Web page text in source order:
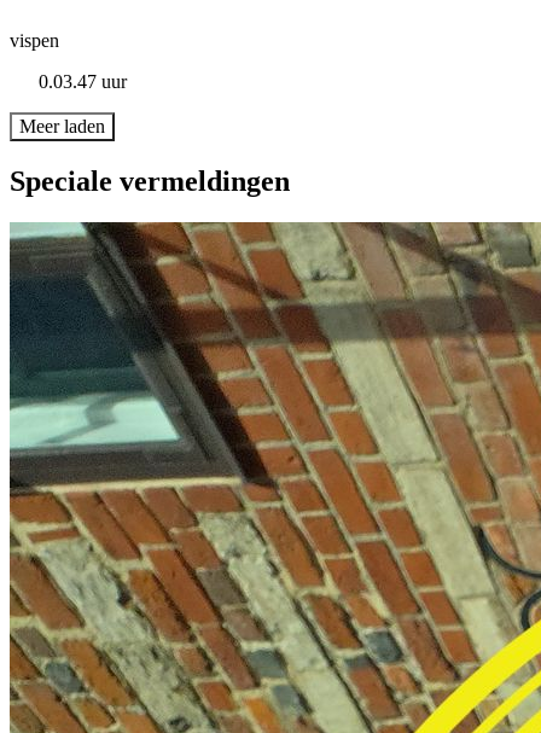
vispen
0.03.47 uur
Meer laden
Speciale vermeldingen